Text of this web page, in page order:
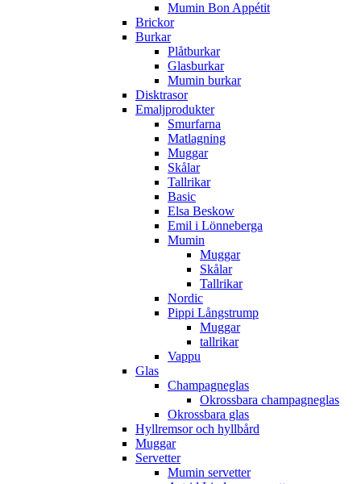
Mumin Bon Appétit
Brickor
Burkar
Plåtburkar
Glasburkar
Mumin burkar
Disktrasor
Emaljprodukter
Smurfarna
Matlagning
Muggar
Skålar
Tallrikar
Basic
Elsa Beskow
Emil i Lönneberga
Mumin
Muggar
Skålar
Tallrikar
Nordic
Pippi Långstrump
Muggar
tallrikar
Vappu
Glas
Champagneglas
Okrossbara champagneglas
Okrossbara glas
Hyllremsor och hyllbård
Muggar
Servetter
Mumin servetter